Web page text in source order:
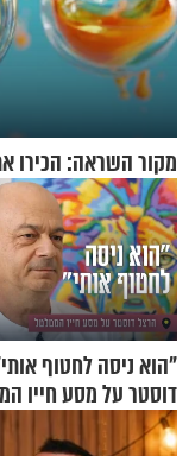
מקור השראה: הכירו
"הוא ניסה לחטוף
דוסטר על מסע חייו